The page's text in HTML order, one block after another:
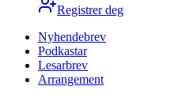
Registrer deg
Nyhendebrev
Podkastar
Lesarbrev
Arrangement